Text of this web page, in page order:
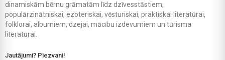
dinamiskām bērnu grāmatām līdz dzīvesstāstiem,
populārzinātniskai, ezoteriskai, vēsturiskai, praktiskai literatūrai,
folklorai, albumiem, dzejai, mācību izdevumiem un tūrisma
literatūrai.
Jautājumi? Piezvani!